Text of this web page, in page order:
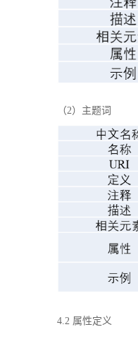
（2）主题词
4.2 属性定义